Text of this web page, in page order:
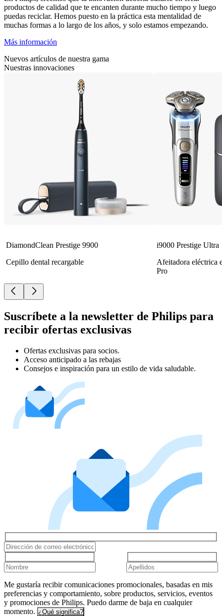
productos de calidad que te encanten durante mucho tiempo y luego
puedas reciclar. Hemos puesto en la práctica esta mentalidad de
muchas formas a lo largo de los años, y solo estamos empezando.
Más información
Nuevos artículos de nuestra gama
Nuestras innovaciones
DiamondClean Prestige 9900
Cepillo dental recargable
i9000 Prestige Ultra
Afeitadora eléctrica
Pro
Suscríbete a la newsletter de Philips para
recibir ofertas exclusivas
Ofertas exclusivas para socios.
Acceso anticipado a las rebajas
Consejos e inspiración para un estilo de vida saludable.
Me gustaría recibir comunicaciones promocionales, basadas en mis
preferencias y comportamiento, sobre productos, servicios, eventos
y promociones de Philips. Puedo darme de baja en cualquier
momento. ¿Qué significa?